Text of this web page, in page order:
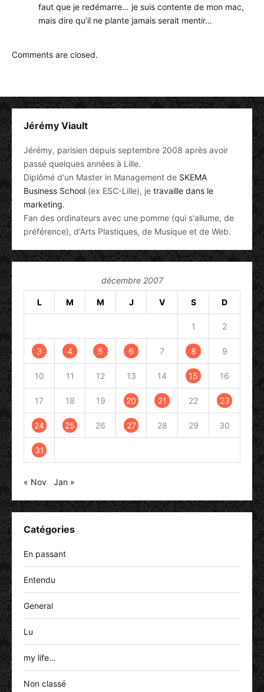
faut que je redémarre… je suis contente de mon mac,
mais dire qu’il ne plante jamais serait mentir…
Comments are closed.
Jérémy Viault
Jérémy, parisien depuis septembre 2008 après avoir
passé quelques années à Lille.
Diplômé d'un Master in Management de SKEMA
Business School (ex ESC-Lille), je travaille dans le
marketing.
Fan des ordinateurs avec une pomme (qui s'allume, de
préférence), d'Arts Plastiques, de Musique et de Web.
décembre 2007
L M M J V S D
1 2
3 4 5 6 7 8 9
10 11 12 13 14 15 16
17 18 19 20 21 22 23
24 25 26 27 28 29 30
31
« Nov Jan »
Catégories
En passant
Entendu
General
Lu
my life…
Non classé